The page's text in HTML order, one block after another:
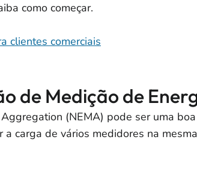
como começar.
clientes comerciais
de Medição de
(NEMA) pode ser uma
carga de vários medidores na